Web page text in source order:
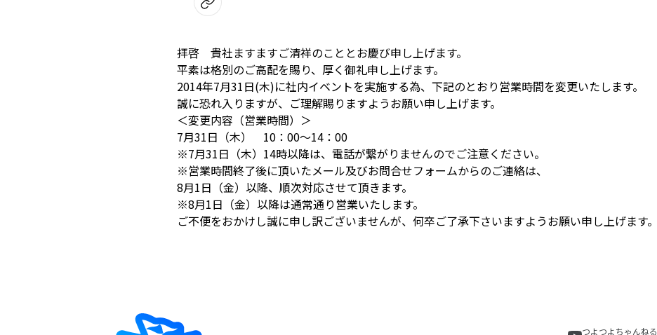
拝啓 貴社ますますご清祥のこととお慶び申し上げます。
平素は格別のご高配を賜り、厚く御礼申し上げます。
2014年7月31日(木)に社内イベントを実施する為、下記のとおり営業時間を変更いたします。
誠に恐れ入りますが、ご理解賜りますようお願い申し上げます。
＜変更内容（営業時間）＞
7月31日（木） 10：00～14：00
※7月31日（木）14時以降は、電話が繋がりませんのでご注意ください。
※営業時間終了後に頂いたメール及びお問合せフォームからのご連絡は、
8月1日（金）以降、順次対応させて頂きます。
※8月1日（金）以降は通常通り営業いたします。
ご不便をおかけし誠に申し訳ございませんが、何卒ご了承下さいますようお願い申し上げます。
つよつよちゃんねる